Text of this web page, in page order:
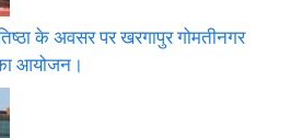
के अवसर पर खरगापुर गोमतीनगर
आयोजन।